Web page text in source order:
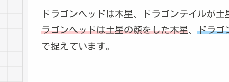
ドラゴンヘッドは木星、ドラゴンテイルが
ラゴンヘッドは土星の顔をした木星、 ドラゴ
で捉えています。